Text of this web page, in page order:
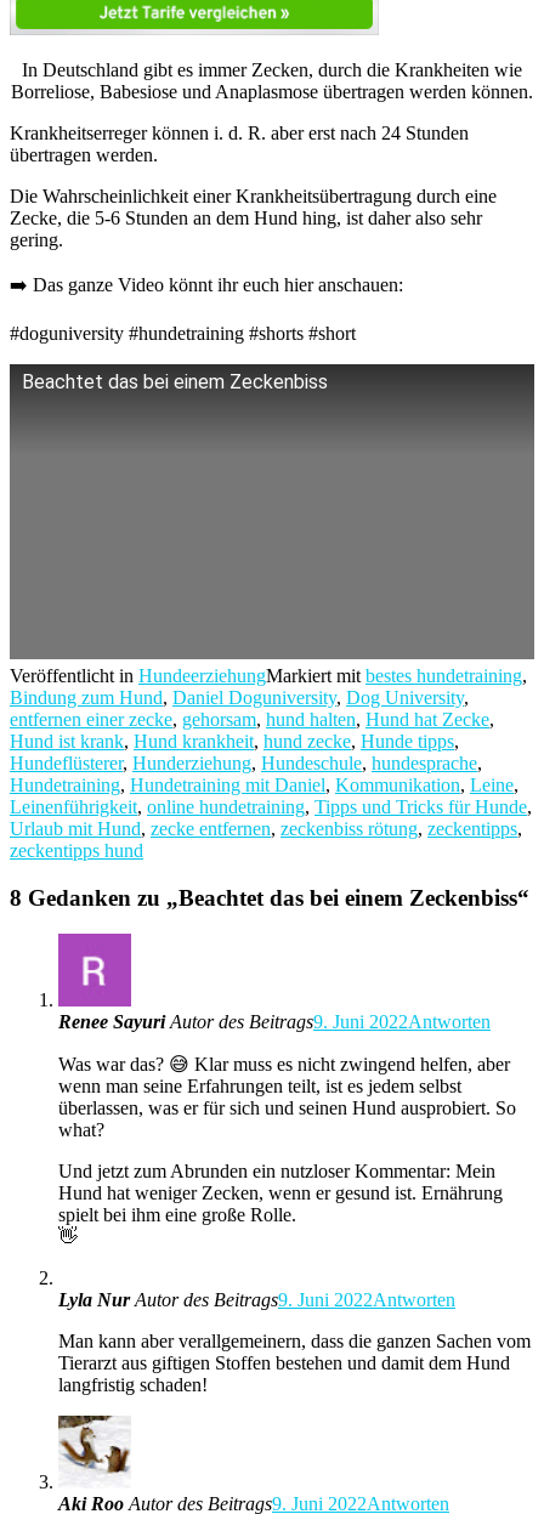
In Deutschland gibt es immer Zecken, durch die Krankheiten wie
Borreliose, Babesiose und Anaplasmose übertragen werden können.
Krankheitserreger können i. d. R. aber erst nach 24 Stunden
übertragen werden.
Die Wahrscheinlichkeit einer Krankheitsübertragung durch eine
Zecke, die 5-6 Stunden an dem Hund hing, ist daher also sehr
gering.
➡️ Das ganze Video könnt ihr euch hier anschauen:
#doguniversity #hundetraining #shorts #short
Beachtet das bei einem Zeckenbiss
Veröffentlicht in HundeerziehungMarkiert mit bestes hundetraining,
Bindung zum Hund, Daniel Doguniversity, Dog University,
entfernen einer zecke, gehorsam, hund halten, Hund hat Zecke,
Hund ist krank, Hund krankheit, hund zecke, Hunde tipps,
Hundeflüsterer, Hunderziehung, Hundeschule, hundesprache,
Hundetraining, Hundetraining mit Daniel, Kommunikation, Leine,
Leinenführigkeit, online hundetraining, Tipps und Tricks für Hunde,
Urlaub mit Hund, zecke entfernen, zeckenbiss rötung, zeckentipps,
zeckentipps hund
8 Gedanken zu „Beachtet das bei einem Zeckenbiss“
Renee Sayuri Autor des Beitrags9. Juni 2022Antworten
Was war das? 😅 Klar muss es nicht zwingend helfen, aber
wenn man seine Erfahrungen teilt, ist es jedem selbst
überlassen, was er für sich und seinen Hund ausprobiert. So
what?
Und jetzt zum Abrunden ein nutzloser Kommentar: Mein
Hund hat weniger Zecken, wenn er gesund ist. Ernährung
spielt bei ihm eine große Rolle.
👋
Lyla Nur Autor des Beitrags9. Juni 2022Antworten
Man kann aber verallgemeinern, dass die ganzen Sachen vom
Tierarzt aus giftigen Stoffen bestehen und damit dem Hund
langfristig schaden!
Aki Roo Autor des Beitrags9. Juni 2022Antworten